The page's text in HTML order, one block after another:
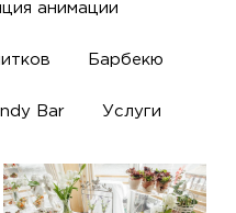
анимации
Барбекю
Bar Услуги